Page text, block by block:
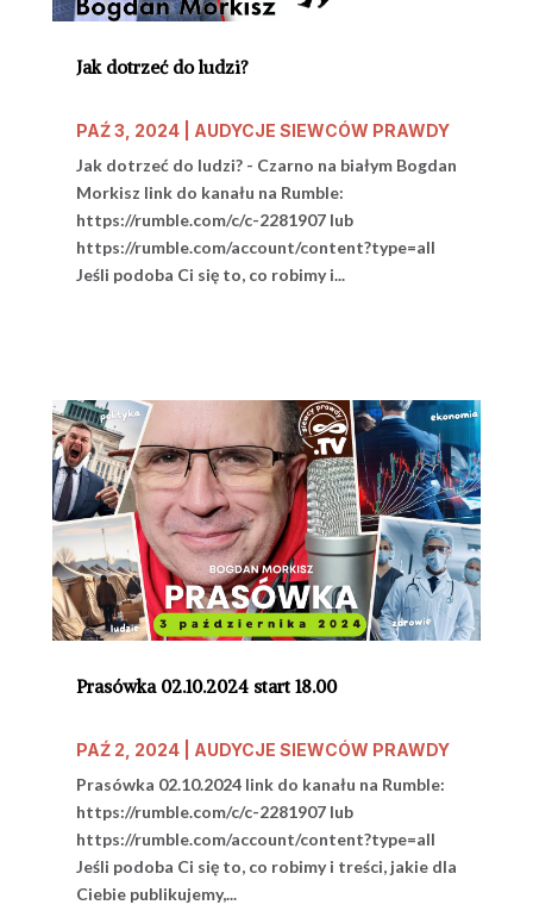
Jak dotrzeć do ludzi?
PAŹ 3, 2024| AUDYCJE SIEWCÓW PRAWDY
Jak dotrzeć do ludzi? - Czarno na białym Bogdan
Morkisz link do kanału na Rumble:
https://rumble.com/c/c-2281907 lub
https://rumble.com/account/content?type=all
Jeśli podoba Ci się to, co robimy i...
Prasówka 02.10.2024 start 18.00
PAŹ 2, 2024| AUDYCJE SIEWCÓW PRAWDY
Prasówka 02.10.2024 link do kanału na Rumble:
https://rumble.com/c/c-2281907 lub
https://rumble.com/account/content?type=all
Jeśli podoba Ci się to, co robimy i treści, jakie dla
Ciebie publikujemy,...